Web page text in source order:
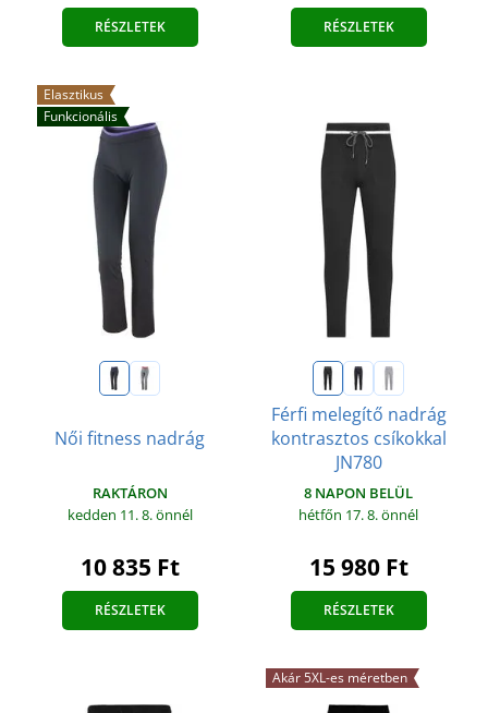
RÉSZLETEK RÉSZLETEK
Elasztikus
Funkcionális
Női fitness nadrág
RAKTÁRON
kedden 11. 8.önnél
10 835 Ft
RÉSZLETEK
Férfi melegítő nadrág
kontrasztos csíkokkal
JN780
8 NAPON BELÜL
hétfőn 17. 8.önnél
15 980 Ft
RÉSZLETEK
Akár 5XL-es méretben